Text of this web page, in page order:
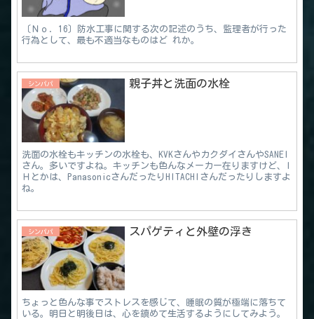
〔Ｎｏ．16〕防水工事に関する次の記述のうち、監理者が行った
行為として、最も不適当なものはど れか。
シンパパ 親子丼と洗面の水栓
洗面の水栓もキッチンの水栓も、KVKさんやカクダイさんやSANEI
さん。多いですよね。キッチンも色んなメーカー在りますけど、I
Ｈとかは、PanasonicさんだったりHITACHIさんだったりしますよ
ね。
シンパパ スパゲティと外壁の浮き
ちょっと色んな事でストレスを感じて、睡眠の質が極端に落ちて
いる。明日と明後日は、心を鎮めて生活するようにしてみよう。